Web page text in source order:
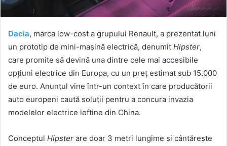
Dacia, marca low-cost a grupului Renault, a prezentat luni
un prototip de mini-mașină electrică, denumit Hipster,
care promite să devină una dintre cele mai accesibile
opțiuni electrice din Europa, cu un preț estimat sub 15.000
de euro. Anunțul vine într-un context în care producătorii
auto europeni caută soluții pentru a concura invazia
modelelor electrice ieftine din China.
Conceptul Hipster are doar 3 metri lungime și cântărește